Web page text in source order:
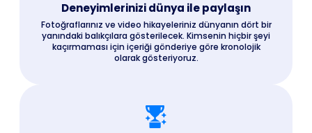
Deneyimlerinizi dünya ile paylaşın
Fotoğraflarınız ve video hikayeleriniz dünyanın dört bir
yanındaki balıkçılara gösterilecek. Kimsenin hiçbir şeyi
kaçırmaması için içeriği gönderiye göre kronolojik
olarak gösteriyoruz.